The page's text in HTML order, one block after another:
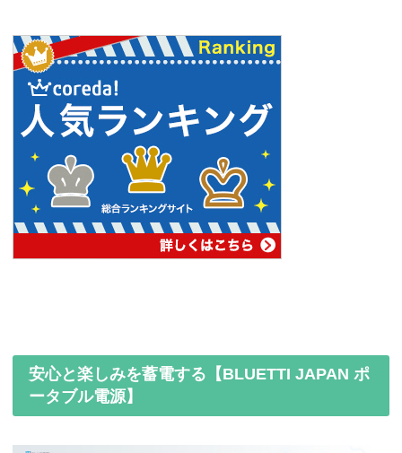
安心と楽しみを蓄電する【BLUETTI JAPAN ポ
ータブル電源】